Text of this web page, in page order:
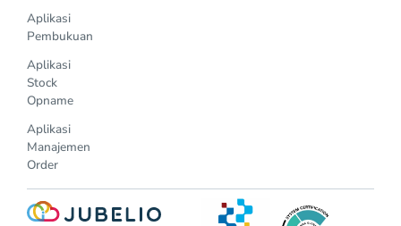
Aplikasi
Pembukuan
Aplikasi
Stock
Opname
Aplikasi
Manajemen
Order